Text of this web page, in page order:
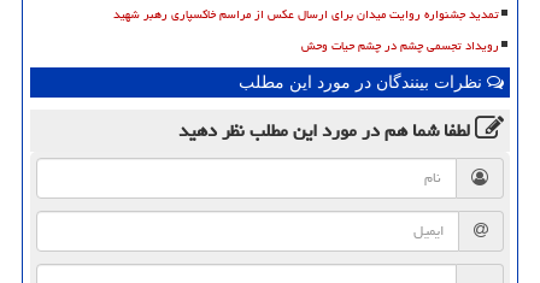
تمدید جشنواره روایت میدان برای ارسال عکس از مراسم خاکسپاری رهبر شهید
رویداد تجسمی چشم در چشم حیات وحش
نظرات بینندگان در مورد این مطلب
لطفا شما همدر مورد این مطلبنظر دهید